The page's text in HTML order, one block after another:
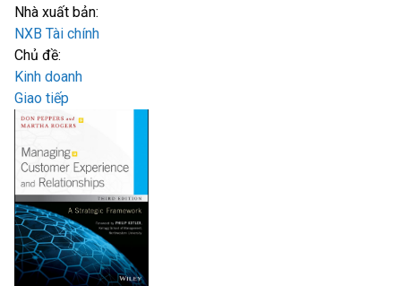
Nhà xuất bản:
NXB Tài chính
Chủ đề:
Kinh doanh
Giao tiếp